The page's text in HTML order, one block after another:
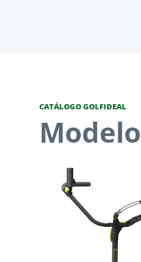
CATÁLOGO GOLFIDEAL